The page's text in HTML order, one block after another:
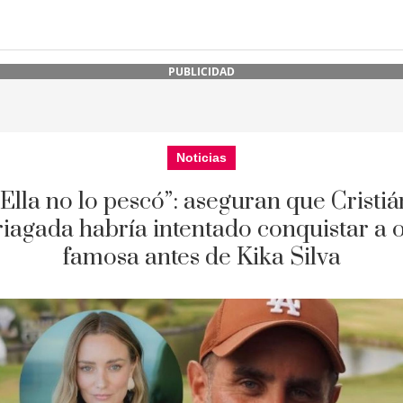
PUBLICIDAD
Noticias
no lo pescó”: aseguran que
habría intentado conquistar a
famosa antes de Kika Silva